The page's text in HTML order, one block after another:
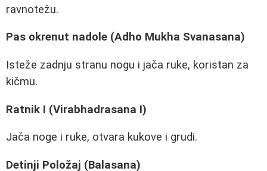
ravnotežu.
Pas okrenut nadole (Adho Mukha Svanasana)
Isteže zadnju stranu nogu i jača ruke, koristan za
kičmu.
Ratnik I (Virabhadrasana I)
Jača noge i ruke, otvara kukove i grudi.
Detinji Položaj (Balasana)